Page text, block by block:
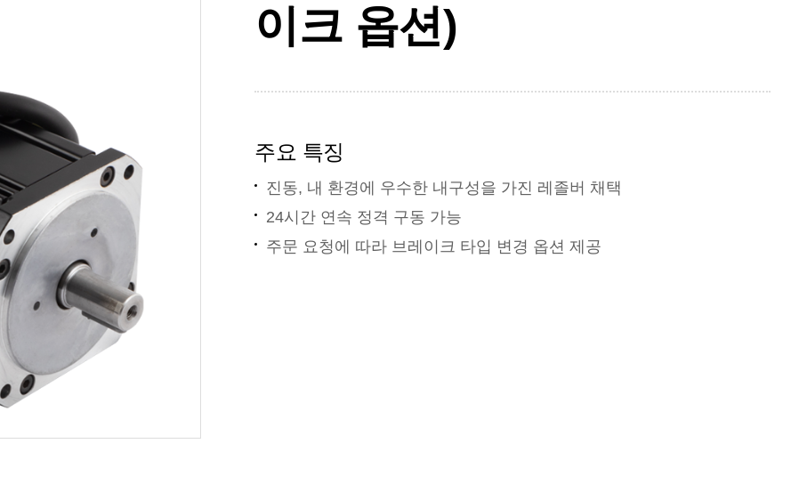
이크 옵션)
주요 특징
진동, 내 환경에 우수한 내구성을 가진 레졸버 채택
24시간 연속 정격 구동 가능
주문 요청에 따라 브레이크 타입 변경 옵션 제공